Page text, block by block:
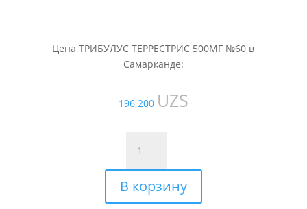
Цена ТРИБУЛУС ТЕРРЕСТРИС 500МГ №60 в
Самарканде:
196 200 UZS
товара
ТРИБУЛУС
ТЕРРЕСТРИС
500МГ
В корзину